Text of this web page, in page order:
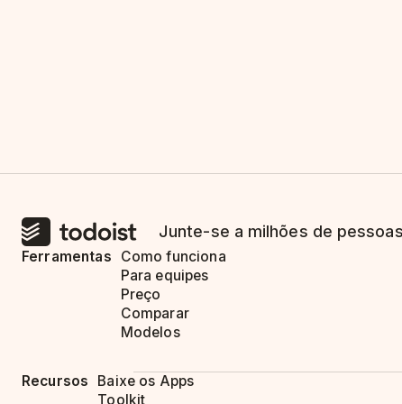
Junte-se a milhões de
Ferramentas
Como funciona
Para equipes
Preço
Comparar
Modelos
Recursos
Baixe os Apps
Toolkit